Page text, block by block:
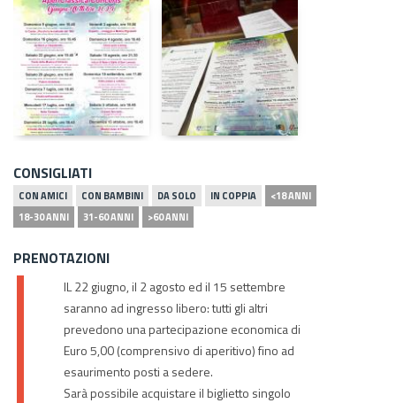
CONSIGLIATI
CON AMICI CON BAMBINI DA SOLO IN COPPIA
<18 ANNI
18-30 ANNI
31-60 ANNI >60 ANNI
PRENOTAZIONI
IL 22 giugno, il 2 agosto ed il 15 settembre
saranno ad ingresso libero: tutti gli altri
prevedono una partecipazione economica di
Euro 5,00 (comprensivo di aperitivo) fino ad
esaurimento posti a sedere.
Sarà possibile acquistare il biglietto singolo